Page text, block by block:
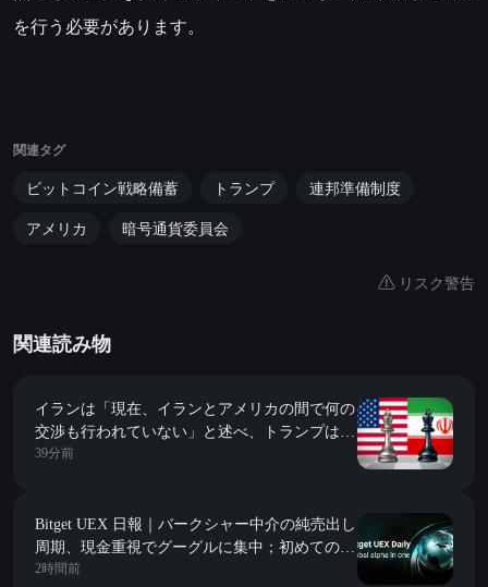
を行う必要があります。
関連タグ
ビットコイン戦略備蓄 トランプ
連邦準備制度
アメリカ
暗号通貨委員会
リスク警告
関連読み物
イランは「現在、イランとアメリカの間で何の
交渉も行われていない」と述べ、トランプは
「静かに対処している」と表明した。
39分前
Bitget UEX 日報｜バークシャー中介の純売出し
周期、現金重視でグーグルに集中；初めての解
禁で売り圧力なし、SpaceX(SPCX.US)が連続し
2時間前